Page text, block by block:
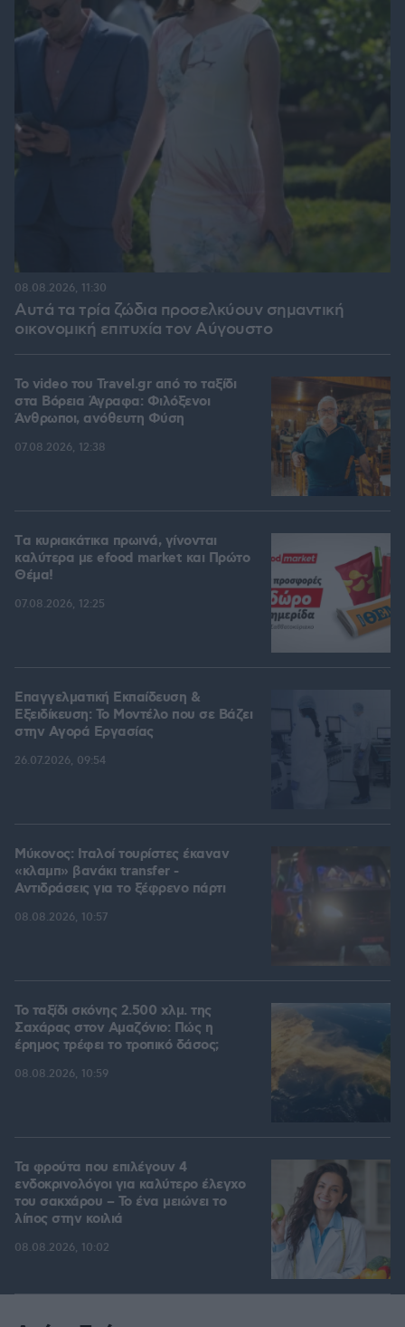
Αυτά τα τρία ζώδια προσελκύουν σημαντική
οικονομική επιτυχία τον Αύγουστο
08.08.2026, 11:30
To video του Travel.gr από το ταξίδι
στα Βόρεια Άγραφα: Φιλόξενοι
Άνθρωποι, ανόθευτη Φύση
07.08.2026, 12:38
Tα κυριακάτικα πρωινά, γίνονται
καλύτερα με efood market και Πρώτο
Θέμα!
07.08.2026, 12:25
Επαγγελματική Εκπαίδευση &
Εξειδίκευση: Το Mοντέλο που σε Bάζει
στην Aγορά Eργασίας
26.07.2026, 09:54
Μύκονος: Ιταλοί τουρίστες έκαναν
«κλαμπ» βανάκι transfer -
Αντιδράσεις για το ξέφρενο πάρτι
08.08.2026, 10:57
Το ταξίδι σκόνης 2.500 χλμ. της
Σαχάρας στον Αμαζόνιο: Πώς η
έρημος τρέφει το τροπικό δάσος;
08.08.2026, 10:59
Τα φρούτα που επιλέγουν 4
ενδοκρινολόγοι για καλύτερο έλεγχο
του σακχάρου – Το ένα μειώνει το
λίπος στην κοιλιά
08.08.2026, 10:02